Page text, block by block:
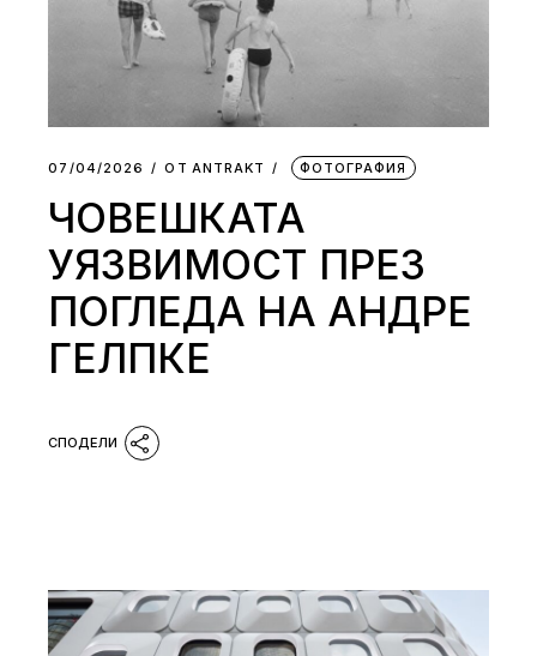
07/04/2026 ОТ АNTRAKT ФОТОГРАФИЯ
ЧОВЕШКАТА
УЯЗВИМОСТ ПРЕЗ
ПОГЛЕДА НА АНДРЕ
ГЕЛПКЕ